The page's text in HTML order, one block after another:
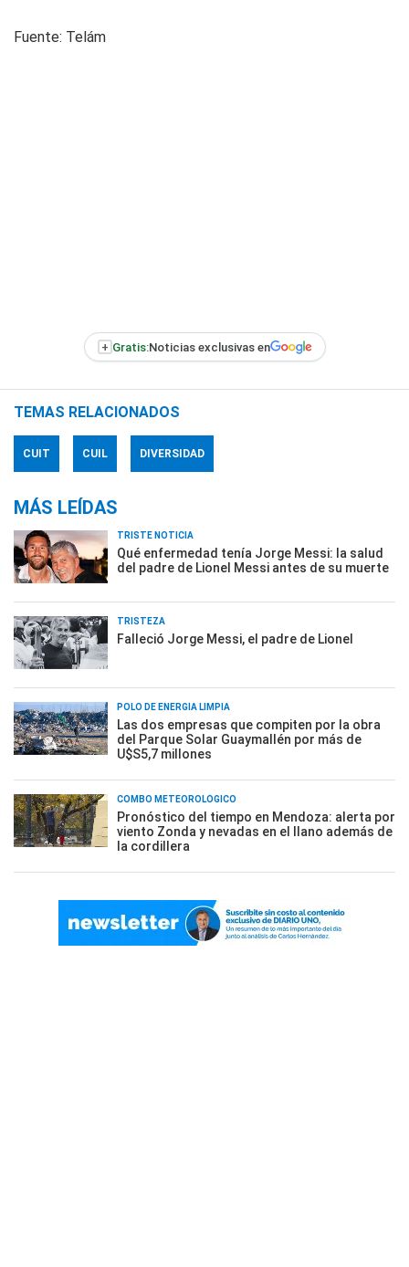
Fuente: Telám
+ Gratis:Noticias exclusivas en
TEMAS RELACIONADOS
CUIT CUIL DIVERSIDAD
MÁS LEÍDAS
TRISTE NOTICIA
Qué enfermedad tenía Jorge Messi: la salud
del padre de Lionel Messi antes de su muerte
TRISTEZA
Falleció Jorge Messi, el padre de Lionel
POLO DE ENERGÍA LIMPIA
Las dos empresas que compiten por la obra
del Parque Solar Guaymallén por más de
U$S5,7 millones
COMBO METEOROLÓGICO
Pronóstico del tiempo en Mendoza: alerta por
viento Zonda y nevadas en el llano además de
la cordillera